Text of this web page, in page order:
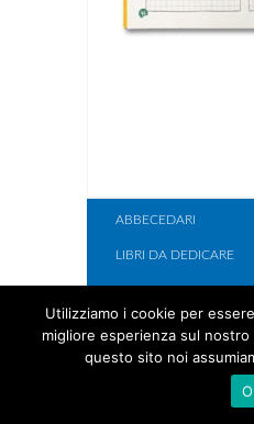
ABBECEDARI
LIBRI DA DEDICARE
LIBRI DA ILLUSTRARE
SCATOLE REGALO
Utilizziamo i cookie per
migliore esperienza sul
questo sito noi